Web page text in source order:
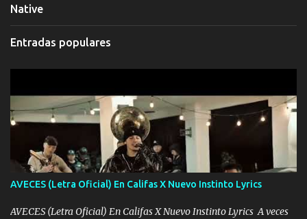
Native
Entradas populares
AVECES (Letra Oficial) En Califas X Nuevo Instinto Lyrics
AVECES (Letra Oficial) En Califas X Nuevo Instinto Lyrics A veces